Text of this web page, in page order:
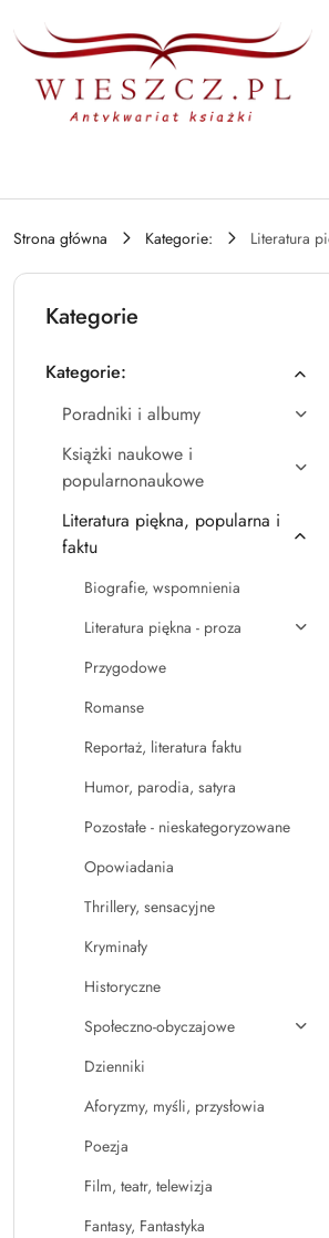
Przejdź do treści głównej
Przejdź do wyszukiwarki
Przejdź do moje konto
Przejdź do menu głównego
Przejdź do stopki
Strona główna Kategorie: Literatura
Kategorie
Kategorie:
Poradniki i albumy
Książki naukowe i
popularnonaukowe
Literatura piękna, popularna i
faktu
Biografie, wspomnienia
Literatura piękna - proza
Przygodowe
Romanse
Reportaż, literatura faktu
Humor, parodia, satyra
Pozostałe - nieskategoryzowane
Opowiadania
Thrillery, sensacyjne
Kryminały
Historyczne
Społeczno-obyczajowe
Dzienniki
Aforyzmy, myśli, przysłowia
Poezja
Film, teatr, telewizja
Fantasy, Fantastyka